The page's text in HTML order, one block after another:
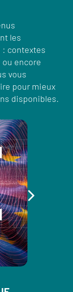
les
: contextes
encore
vous
pour mieux
disponibles.